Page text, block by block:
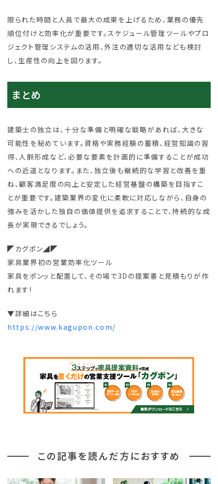
限られた時間と人員で最大の成果を上げるため、業務の優先
順位付けと効率化が重要です。スケジュール管理ツールやプロ
ジェクト管理システムの活用、外注の適切な活用なども検討
し、生産性の向上を図ります。
まとめ
建築士の独立は、十分な準備と明確な戦略があれば、大きな
可能性を秘めています。資格や実務経験の蓄積、経営知識の習
得、人脈形成など、必要な要素を計画的に準備することが成功
への近道となります。また、独立後も継続的な学習と改善を重
ね、顧客満足度の向上と安定した経営基盤の構築を目指すこ
とが重要です。建築業界の変化に柔軟に対応しながら、自身の
強みを活かした独自の価値提供を追求することで、持続的な成
長が実現できるでしょう。
◤カグポン◢◤
家具業界初の営業効率化ツール
家具をポンッと配置して、その場で3Dの提案書と見積もりが作
れます!
▼詳細はこちら
https://www.kagupon.com/
この記事を読んだ方におすすめ